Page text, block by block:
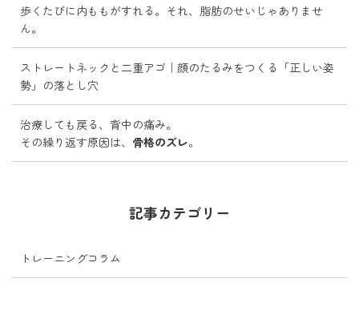
歩くたびに内ももがすれる。それ、脂肪のせいじゃありませ
ん。
ストレートネックと二重アゴ｜顔のたるみをつくる「正しい姿
勢」の落とし穴
治療しても戻る、背中の痛み。
その繰り返す原因は、 骨格のズレ。
記事カテゴリー
トレーニングコラム